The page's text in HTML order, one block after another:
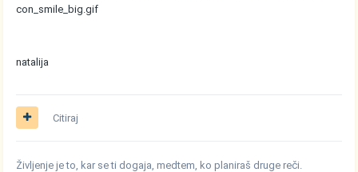
con_smile_big.gif
natalija
Citiraj
Življenje je to, kar se ti dogaja, medtem, ko planiraš druge reči.